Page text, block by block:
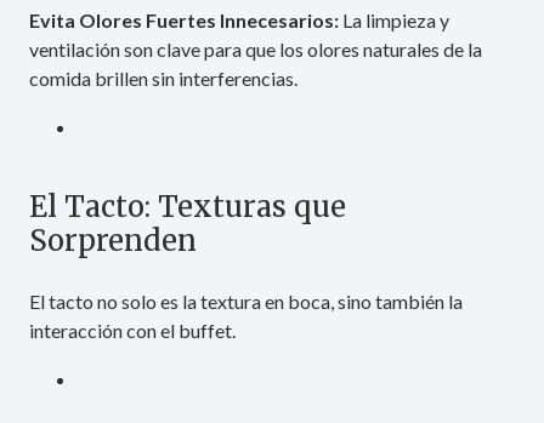
Evita Olores Fuertes Innecesarios: La limpieza y
ventilación son clave para que los olores naturales de la
comida brillen sin interferencias.
El Tacto: Texturas que
Sorprenden
El tacto no solo es la textura en boca, sino también la
interacción con el buffet.